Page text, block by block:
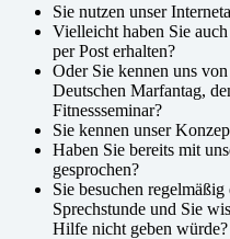
Sie nutzen unser
Vielleicht haben Sie
per Post erhalten?
Oder Sie kennen uns
Deutschen Marfantag,
Fitnessseminar?
Sie kennen unser
Haben Sie bereits mit
gesprochen?
Sie besuchen
Sprechstunde und Sie
Hilfe nicht geben würde?